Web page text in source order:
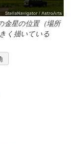
金星の位置（場所
く描いている